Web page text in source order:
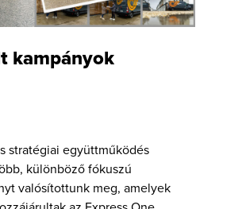
kampányok
stratégiai együttműködés
különböző fókuszú
valósítottunk meg, amelyek